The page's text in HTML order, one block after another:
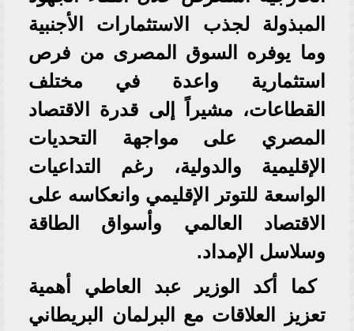
المبذولة لجذب الاستثمارات الأجنبية
وما يوفره السوق المصرى من فرص
استثمارية واعدة في مختلف
القطاعات، مشيراً إلى قدرة الاقتصاد
المصري على مواجهة التحديات
الإقليمية والدولية، رغم التداعيات
الواسعة للتوتر الإقليمي وانعكاسه على
الاقتصاد العالمي وأسواق الطاقة
وسلاسل الإمداد.
كما أكد الوزير عبد العاطي أهمية
تعزيز العلاقات مع البرلمان البريطاني